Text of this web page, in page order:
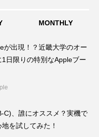
の元・サッカー少
MONTHLY
が出現！？近畿大学のオー
日限りの特別なAppleブー
C)、誰にオススメ？実機で
を試してみた！